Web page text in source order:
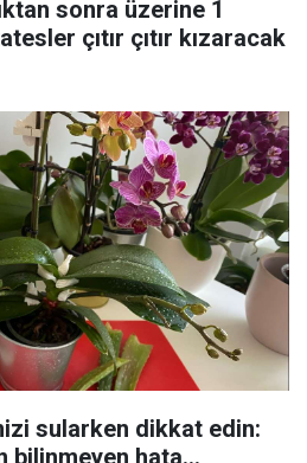
sonra üzerine 1
çıtır çıtır kızaracak
sularken dikkat edin:
bilinmeyen hata...